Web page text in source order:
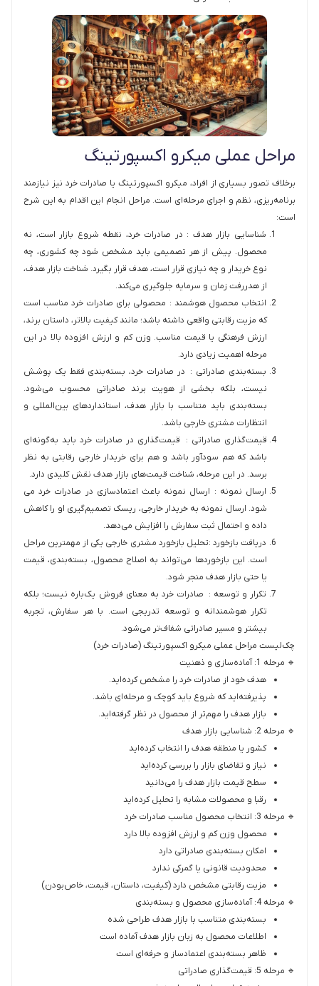
مراحل عملی میکرو اکسپورتینگ
برخلاف تصور بسیاری از افراد، میکرو اکسپورتینگ یا صادرات خرد نیز نیازمند
برنامه‌ریزی، نظم و اجرای مرحله‌ای است. مراحل انجام این اقدام به این شرح
است:
شناسایی بازار هدف : در صادرات خرد، نقطه شروع بازار است، نه
محصول. پیش از هر تصمیمی باید مشخص شود چه کشوری، چه
نوع خریدار و چه نیازی قرار است، هدف قرار بگیرد. شناخت بازار هدف،
از هدررفت زمان و سرمایه جلوگیری می‌کند.
انتخاب محصول هوشمند : محصولی برای صادرات خرد مناسب است
که مزیت رقابتی واقعی داشته باشد؛ مانند کیفیت بالاتر، داستان برند،
ارزش فرهنگی یا قیمت مناسب. وزن کم و ارزش افزوده بالا در این
مرحله اهمیت زیادی دارد.
بسته‌بندی صادراتی : در صادرات خرد، بسته‌بندی فقط یک پوشش
نیست، بلکه بخشی از هویت برند صادراتی محسوب می‌شود.
بسته‌بندی باید متناسب با بازار هدف، استانداردهای بین‌المللی و
انتظارات مشتری خارجی باشد.
قیمت‌گذاری صادراتی : قیمت‌گذاری در صادرات خرد باید به‌گونه‌ای
باشد که هم سودآور باشد و هم برای خریدار خارجی رقابتی به نظر
برسد. در این مرحله، شناخت قیمت‌های بازار هدف نقش کلیدی دارد.
ارسال نمونه : ارسال نمونه باعث اعتمادسازی در صادرات خرد می
شود. ارسال نمونه به خریدار خارجی، ریسک تصمیم‌گیری او را کاهش
داده و احتمال ثبت سفارش را افزایش می‌دهد.
دریافت بازخورد :تحلیل بازخورد مشتری خارجی یکی از مهمترین مراحل
است. این بازخوردها می‌تواند به اصلاح محصول، بسته‌بندی، قیمت
یا حتی بازار هدف منجر شود.
تکرار و توسعه : صادرات خرد به معنای فروش یک‌باره نیست؛ بلکه
تکرار هوشمندانه و توسعه تدریجی است. با هر سفارش، تجربه
بیشتر و مسیر صادراتی شفاف‌تر می‌شود.
چک‌لیست مراحل عملی میکرو اکسپورتینگ (صادرات خرد)
🔹 مرحله 1: آماده‌سازی و ذهنیت
هدف خود از صادرات خرد را مشخص کرده‌اید.
پذیرفته‌اید که شروع باید کوچک و مرحله‌ای باشد.
بازار هدف را مهم‌تر از محصول در نظر گرفته‌اید.
🔹 مرحله 2: شناسایی بازار هدف
کشور یا منطقه هدف را انتخاب کرده‌اید
نیاز و تقاضای بازار را بررسی کرده‌اید
سطح قیمت بازار هدف را می‌دانید
رقبا و محصولات مشابه را تحلیل کرده‌اید
🔹 مرحله 3: انتخاب محصول مناسب صادرات خرد
محصول وزن کم و ارزش افزوده بالا دارد
امکان بسته‌بندی صادراتی دارد
محدودیت قانونی یا گمرکی ندارد
مزیت رقابتی مشخص دارد (کیفیت، داستان، قیمت، خاص‌بودن)
🔹 مرحله 4: آماده‌سازی محصول و بسته‌بندی
بسته‌بندی متناسب با بازار هدف طراحی شده
اطلاعات محصول به زبان بازار هدف آماده است
ظاهر بسته‌بندی اعتمادساز و حرفه‌ای است
🔹 مرحله 5: قیمت‌گذاری صادراتی